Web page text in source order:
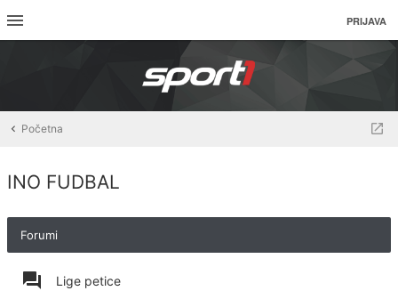
PRIJAVA
Početna
INO FUDBAL
Forumi
Lige petice